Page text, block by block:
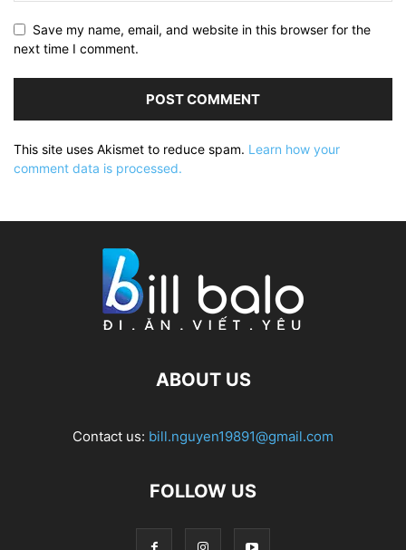
Save my name, email, and website in this browser for the
next time I comment.
This site uses Akismet to reduce spam. Learn how your
comment data is processed.
ABOUT US
Contact us: bill.nguyen19891@gmail.com
FOLLOW US